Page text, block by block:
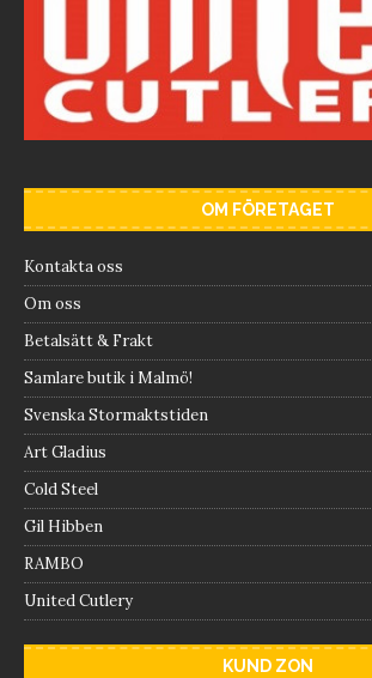
OM FÖRETAGET
Kontakta oss
Om oss
Betalsätt & Frakt
Samlare butik i Malmö!
Svenska Stormaktstiden
Art Gladius
Cold Steel
Gil Hibben
RAMBO
United Cutlery
KUND ZON